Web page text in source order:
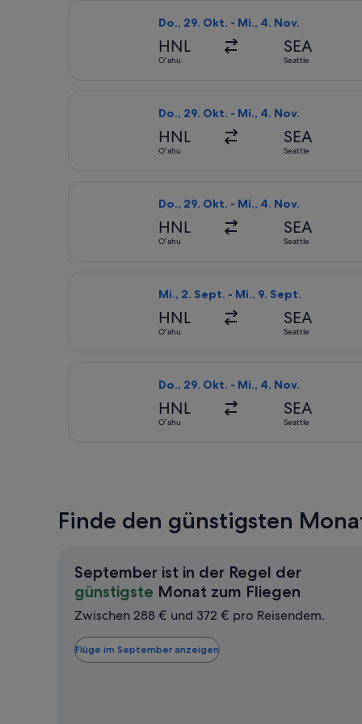
Do., 29. Okt. - Mi., 4. Nov.
HNL
Oʻahu
SEA
Seattle
Do., 29. Okt. - Mi., 4. Nov.
HNL
Oʻahu
SEA
Seattle
Do., 29. Okt. - Mi., 4. Nov.
HNL
Oʻahu
SEA
Seattle
Mi., 2. Sept. - Mi., 9. Sept.
HNL
Oʻahu
SEA
Seattle
Do., 29. Okt. - Mi., 4. Nov.
HNL
Oʻahu
SEA
Seattle
Finde den günstigsten
September ist in der Regel der
günstigste Monat zum Fliegen
ist
Zwischen 288 € und 372 € pro Reisendem.
Flüge im September anzeigen